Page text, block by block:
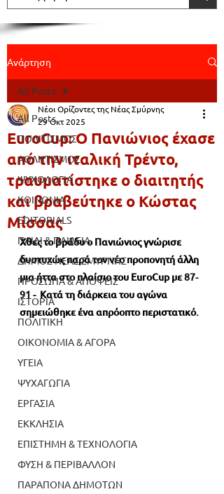
Ανάρτηση
All Posts
ΠΟΛΙΤΙΣΜΟΣ
ΑΘΛΗΤΙΣΜΟΣ
ΨΥΧΟΛΟΓΙΑ
ΚΟΙΝΩΝΙΑ
EDITORIALS
ΠΑΙΔΙ & ΠΑΙΔΕΙΑ
ΔΗΜΟΣ ΝΕΑΣ ΣΜΥΡΝΗΣ
ΠΡΟΣΩΠΑ & ΑΠΟΨΕΙΣ
ΙΣΤΟΡΙΑ
ΠΟΛΙΤΙΚΗ
ΟΙΚΟΝΟΜΙΑ & ΑΓΟΡΑ
ΥΓΕΙΑ
ΨΥΧΑΓΩΓΙΑ
ΕΡΓΑΣΙΑ
ΕΚΚΛΗΣΙΑ
ΕΠΙΣΤΗΜΗ & ΤΕΧΝΟΛΟΓΙΑ
ΦΥΣΗ & ΠΕΡΙΒΑΛΛΟΝ
ΠΑΡΑΠΟΝΑ ΔΗΜΟΤΩΝ
All Posts
EuroCup: Ο Πανιώνιος έχασε
από την ιταλική Τρέντο,
τραυματίστηκε ο διαιτητής
και βραβεύτηκε ο Κώστας
Μίσσας
Νέοι Ορίζοντες της Νέας Σμύρνης
29 Οκτ 2025
Χθες το βράδυ ο Πανιώνιος γνώρισε
δυστυχώς παρά τον νέο προπονητή άλλη
μια ήττα στο πλαίσιο του EuroCup με 87-
91 -  Κατά τη διάρκεια του αγώνα
σημειώθηκε ένα απρόοπτο περιστατικό.